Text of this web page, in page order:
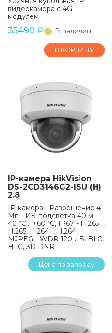
видеокамера с 4G-
модулем
35490 ₽ В наличии
В КОРЗИНУ
IP-камера HikVision
DS-2CD3146G2-ISU (H)
2.8
IP-камера - Разрешение 4
Мп - ИК-подсветка 40 м - –
40 ºC… +60 ºC, IP67 - H.265+,
H.265, H.264+, H.264,
MJPEG - WDR 120 дБ, BLC,
HLC, 3D DNR
Цена по запросу